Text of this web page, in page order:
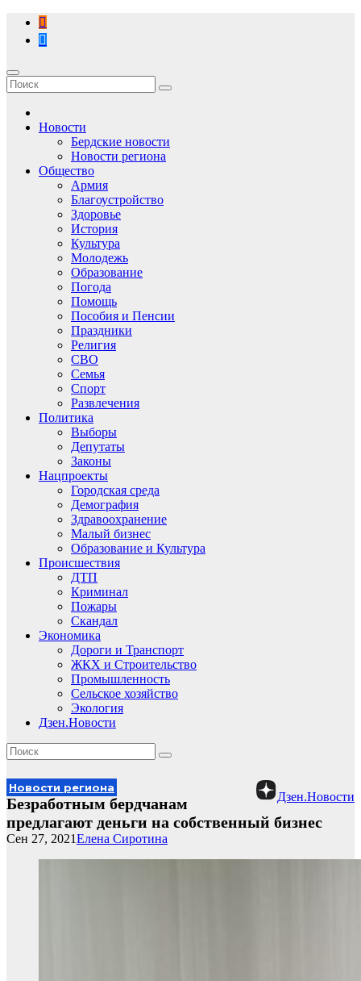
Перейти
содержимому
Новости
Бердские новости
Новости региона
Общество
Армия
Благоустройство
Здоровье
История
Культура
Молодежь
Образование
Погода
Помощь
Пособия и Пенсии
Праздники
Религия
СВО
Семья
Спорт
Развлечения
Политика
Выборы
Депутаты
Законы
Нацпроекты
Городская среда
Демография
Здравоохранение
Малый бизнес
Образование и Культура
Происшествия
ДТП
Криминал
Пожары
Скандал
Экономика
Дороги и Транспорт
ЖКХ и Строительство
Промышленность
Сельское хозяйство
Экология
Дзен.Новости
Дзен.Новости
Новости региона
Безработным бердчанам
предлагают деньги на собственный бизнес
Елена Сиротина
Сен 27, 2021